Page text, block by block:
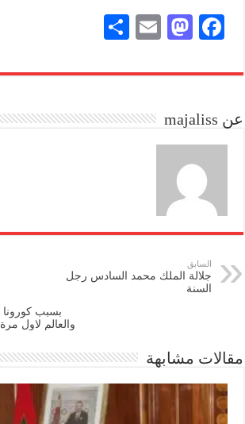
Fa
bo
M
to
n
E
ail
re
عن majaliss
السابق
جلالة الملك محمد السادس رجل
السنة
بسبب كورونا
والعالم لاول
مقالات مشابهة